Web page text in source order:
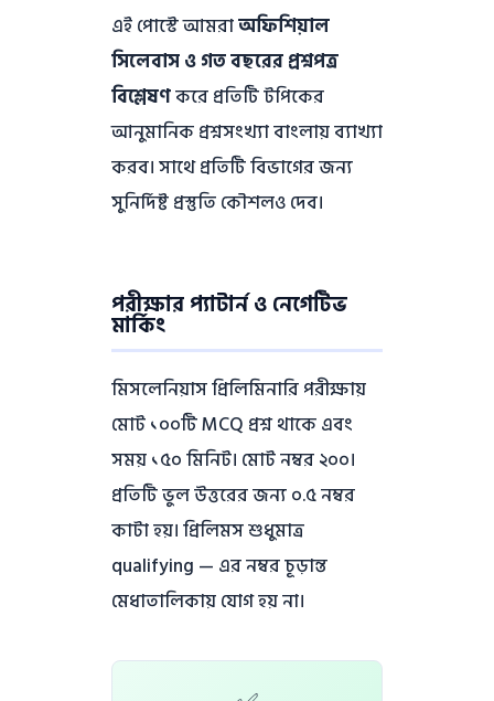
এই পোস্টে আমরাঅফিশিয়াল
সিলেবাস ও গত বছরের প্রশ্নপত্র
বিশ্লেষণকরে প্রতিটি টপিকের
আনুমানিক প্রশ্নসংখ্যা বাংলায় ব্যাখ্যা
করব। সাথে প্রতিটি বিভাগের জন্য
সুনির্দিষ্ট প্রস্তুতি কৌশলও দেব।
পরীক্ষার প্যাটার্ন ও নেগেটিভ
মার্কিং
মিসলেনিয়াস প্রিলিমিনারি পরীক্ষায়
মোট ১০০টি MCQ প্রশ্ন থাকে এবং
সময় ১৫০ মিনিট। মোট নম্বর ২০০।
প্রতিটি ভুল উত্তরের জন্য ০.৫ নম্বর
কাটা হয়। প্রিলিমস শুধুমাত্র
qualifying — এর নম্বর চূড়ান্ত
মেধাতালিকায় যোগ হয় না।